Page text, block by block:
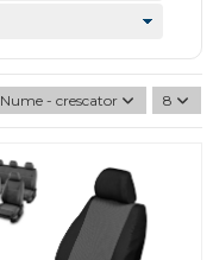
Nume - crescator 8